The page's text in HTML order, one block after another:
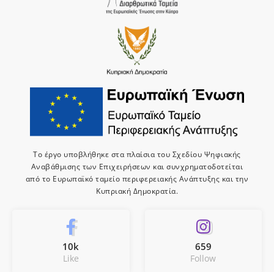
Το έργο υποβλήθηκε στα πλαίσια του Σχεδίου Ψηφιακής
Αναβάθμισης των Επιχειρήσεων και συνχρηματοδοτείται
από το Ευρωπαϊκό ταμείο περιφερειακής Ανάπτυξης και την
Κυπριακή Δημοκρατία.
10k
Like
659
Follow